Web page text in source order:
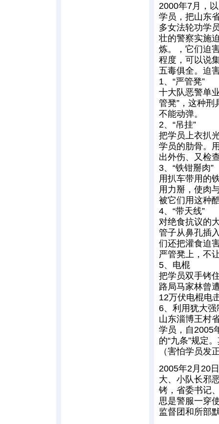
2000年7月，
学员，把山东
多女法轮功学
壮的警察实施
炼。，它们迫
程度，可以说
五毒俱全。迫
1、“严管凳”
十大队恶警单
管凳”，这种
不能动弹。
2、“吊挂”
把学员上衣扒
学员的肋骨。
出外伤、又检
3、“铁钳掰肉”
用扒车带用的
用力掰，使肉
被它们用这种
4、“带天线”
对绝食抗议的
管子从鼻孔插
们还把灌食迫
严管凳上，不
5、电棍
把学员双手铐
路局马家林曾
12万伏电棍电
6、利用犹大强
山东淄博王村
学员，自2005
的“九条”规定
（害怕学员发
2005年2月20
大、小队长邪
铐，省委书记
思是警服一穿
监督团和所部